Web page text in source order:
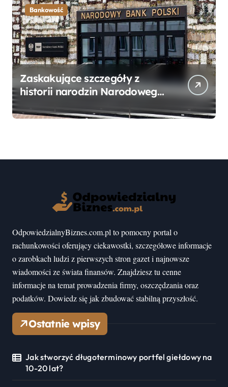
Bankowość
Zaskakujące szczegóły z
historii narodzin Narodowego
mogłeś nie wiedzieć
OdpowiedzialnyBiznes.com.pl to pomocny portal o
rachunkowości oferujący ciekawostki, szczegółowe informacje
o zarobkach ludzi z pierwszych stron gazet i najnowsze
wiadomości ze świata finansów. Znajdziesz tu cenne
informacje na temat prowadzenia firmy, oszczędzania oraz
podatków. Dowiedz się jak zbudować stabilną przyszłość.
Ostatnie wpisy
Jak stworzyć długoterminowy portfel giełdowy na
10-20 lat?